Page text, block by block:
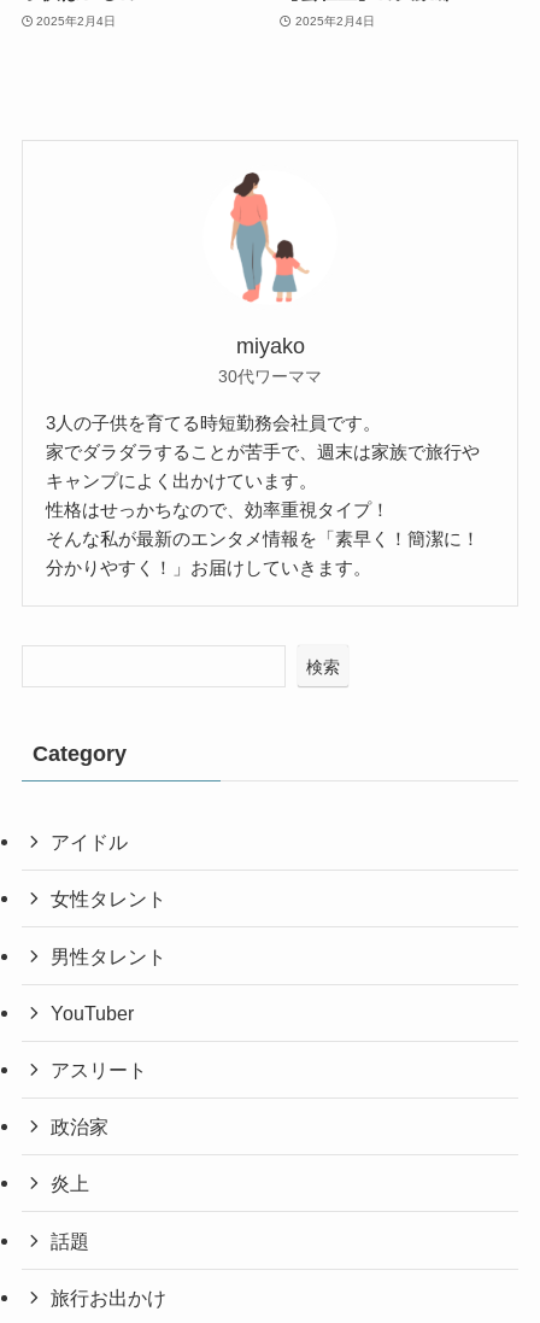
2025年2月4日 2025年2月4日
miyako
30代ワーママ
3人の子供を育てる時短勤務会社員です。
家でダラダラすることが苦手で、週末は家族で旅行や
キャンプによく出かけています。
性格はせっかちなので、効率重視タイプ！
そんな私が最新のエンタメ情報を「素早く！簡潔に！
分かりやすく！」お届けしていきます。
検索
Category
アイドル
女性タレント
男性タレント
YouTuber
アスリート
政治家
炎上
話題
旅行お出かけ